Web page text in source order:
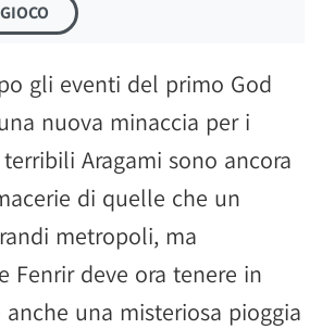
gli eventi del primo God
nuova minaccia per i
Aragami sono ancora
di quelle che un
metropoli, ma
Fenrir deve ora tenere in
anche una misteriosa pioggia